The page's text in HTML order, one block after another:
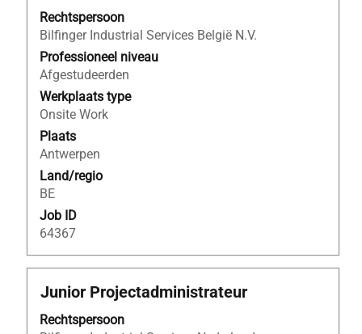
Rechtspersoon
Bilfinger Industrial Services België N.V.
Professioneel niveau
Afgestudeerden
Werkplaats type
Onsite Work
Plaats
Antwerpen
Land/regio
BE
Job ID
64367
spatiebalk
om
de
volledige
inhoud
van
de
functiegegevens
weer
te
geven.
Titel
Junior Projectadministrateur
Rechtspersoon
Selecteer
spatiebalk